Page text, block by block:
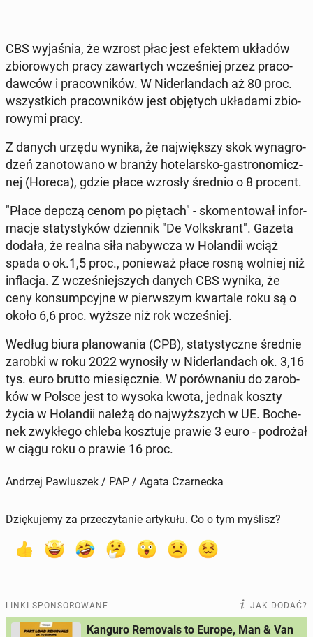
CBS wy­ja­śnia, że wzrost płac jest efektem układów
zbio­ro­wych pracy za­war­tych wcze­śniej przez pra­co­
daw­ców i pra­cow­ni­ków. W Ni­der­lan­dach aż 80 proc.
wszyst­kich pra­cow­ni­ków jest ob­ję­tych ukła­da­mi zbio­
ro­wy­mi pracy.
Z danych urzędu wynika, że naj­więk­szy skok wy­na­gro­
dzeń za­no­to­wa­no w branży ho­te­lar­sko-ga­stro­no­micz­
nej (Horeca), gdzie płace wzrosły średnio o 8 procent.
"Płace depczą cenom po piętach" - sko­men­to­wał in­for­
ma­cje sta­ty­sty­ków dzien­nik "De Volks­krant". Gazeta
dodała, że realna siła na­byw­cza w Ho­lan­dii wciąż
spada o ok.1,5 proc., po­nie­waż płace rosną wolniej niż
in­fla­cja. Z wcze­śniej­szych danych CBS wynika, że
ceny kon­sump­cyj­ne w pierw­szym kwar­ta­le roku są o
około 6,6 proc. wyższe niż rok wcze­śniej.
Według biura pla­no­wa­nia (CPB), sta­ty­stycz­ne średnie
zarobki w roku 2022 wy­no­si­ły w Ni­der­lan­dach ok. 3,16
tys. euro brutto mie­sięcz­nie. W po­rów­na­niu do za­rob­
ków w Polsce jest to wysoka kwota, jednak koszty
życia w Ho­lan­dii należą do naj­wyż­szych w UE. Bo­che­
nek zwy­kłe­go chleba kosz­tu­je prawie 3 euro - po­dro­żał
w ciągu roku o prawie 16 proc.
Andrzej Pawluszek / PAP / Agata Czarnecka
Dziękujemy za przeczytanie artykułu. Co o tym myślisz?
LINKI SPONSOROWANE JAK DODAĆ?
Kanguro Removals to Europe, Man & Van